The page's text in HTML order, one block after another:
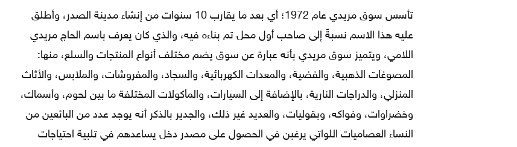
تأسس سوق مريدي عام 1972؛ أي بعد ما يقارب 10 سنوات من إنشاء مدينة الصدر، وأطلق
عليه هذا الاسم نسبةً إلى صاحب أول محل تم بناءه فيه، والذي كان يعرف باسم الحاج مريدي
اللامي، ويتميز سوق مريدي بأنه عبارة عن سوق يضم مختلف أنواع المنتجات والسلع، منها:
المصوغات الذهبية، والفضية، والمعدات الكهربائية، والسجاد، والمفروشات، والملابس، والأثاث
المنزلي، والدراجات النارية، بالإضافة إلى السيارات، والمأكولات المختلفة ما بين لحوم، وأسماك،
وخضراوات، وفواكه، وبقوليات، والعديد غير ذلك، والجدير بالذكر أنه يوجد عدد من البائعين من
النساء العصاميات اللواتي يرغبن في الحصول على مصدر دخل يساعدهم في تلبية احتياجات